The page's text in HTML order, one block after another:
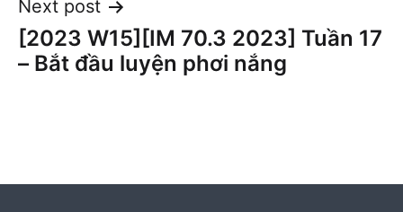
Next post
[2023 W15][IM 70.3 2023] Tuần 17
– Bắt đầu luyện phơi nắng